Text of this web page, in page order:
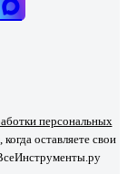
персональных
оставляете свои